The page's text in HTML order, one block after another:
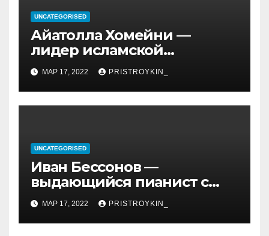
UNCATEGORISED
Айатолла Хомейни —
лидер исламской
революции, его биография
и идеология, роль в
иранской политике и
последствия его
МАР 17, 2022 PRISTROYKIN_
UNCATEGORISED
Иван Бессонов —
выдающийся пианист с
уникальным талантом и
впечатляющими
достижениями
МАР 17, 2022 PRISTROYKIN_